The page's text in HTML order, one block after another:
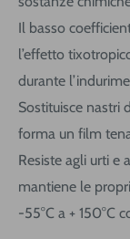
Il basso
l’effetto
durante
Sostituisce nastri
forma un film
Resiste agli urti e
mantiene le
-55°C a + 150°C